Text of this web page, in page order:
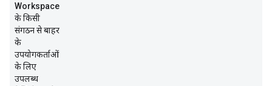
Workspace
के किसी
संगठन से बाहर
के
उपयोगकर्ताओं
के लिए
उपलब्ध